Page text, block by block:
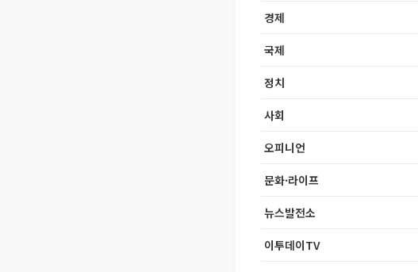
경제
국제
정치
사회
오피니언
문화·라이프
뉴스발전소
이투데이TV